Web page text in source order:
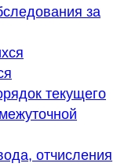
за
текущего
отчисления